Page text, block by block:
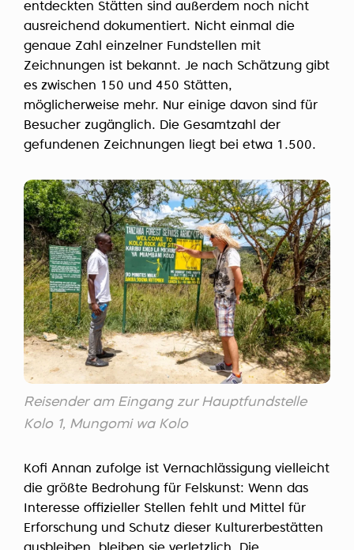
entdeckten Stätten sind außerdem noch nicht
ausreichend dokumentiert. Nicht einmal die
genaue Zahl einzelner Fundstellen mit
Zeichnungen ist bekannt. Je nach Schätzung gibt
es zwischen 150 und 450 Stätten,
möglicherweise mehr. Nur einige davon sind für
Besucher zugänglich. Die Gesamtzahl der
gefundenen Zeichnungen liegt bei etwa 1.500.
Reisender am Eingang zur Hauptfundstelle
Kolo 1, Mungomi wa Kolo
Kofi Annan zufolge ist Vernachlässigung vielleicht
die größte Bedrohung für Felskunst: Wenn das
Interesse offizieller Stellen fehlt und Mittel für
Erforschung und Schutz dieser Kulturerbestätten